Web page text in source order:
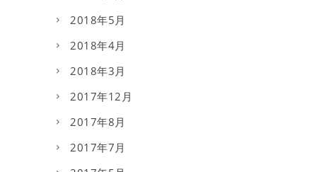
2018年5月
2018年4月
2018年3月
2017年12月
2017年8月
2017年7月